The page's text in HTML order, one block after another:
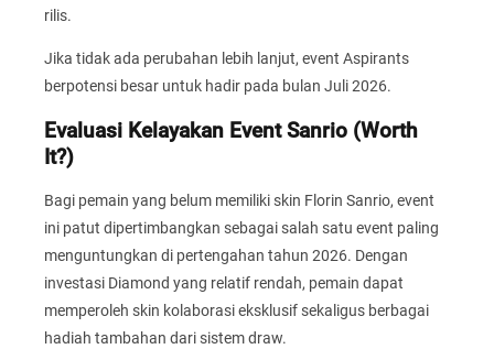
rilis.
Jika tidak ada perubahan lebih lanjut, event Aspirants
berpotensi besar untuk hadir pada bulan Juli 2026.
Evaluasi Kelayakan Event Sanrio (Worth
It?)
Bagi pemain yang belum memiliki skin Florin Sanrio, event
ini patut dipertimbangkan sebagai salah satu event paling
menguntungkan di pertengahan tahun 2026. Dengan
investasi Diamond yang relatif rendah, pemain dapat
memperoleh skin kolaborasi eksklusif sekaligus berbagai
hadiah tambahan dari sistem draw.